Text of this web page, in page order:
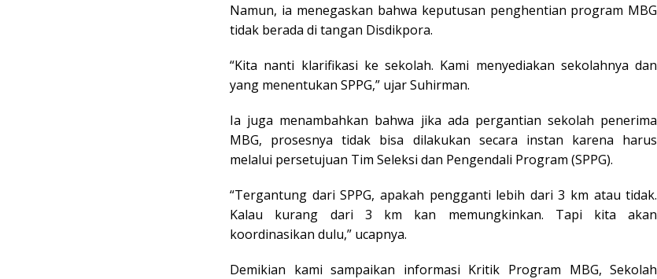
Namun, ia menegaskan bahwa keputusan penghentian program MBG
tidak berada di tangan Disdikpora.
“Kita nanti klarifikasi ke sekolah. Kami menyediakan sekolahnya dan
yang menentukan SPPG,” ujar Suhirman.
Ia juga menambahkan bahwa jika ada pergantian sekolah penerima
MBG, prosesnya tidak bisa dilakukan secara instan karena harus
melalui persetujuan Tim Seleksi dan Pengendali Program (SPPG).
“Tergantung dari SPPG, apakah pengganti lebih dari 3 km atau tidak.
Kalau kurang dari 3 km kan memungkinkan. Tapi kita akan
koordinasikan dulu,” ucapnya.
Demikian kami sampaikan informasi Kritik Program MBG, Sekolah